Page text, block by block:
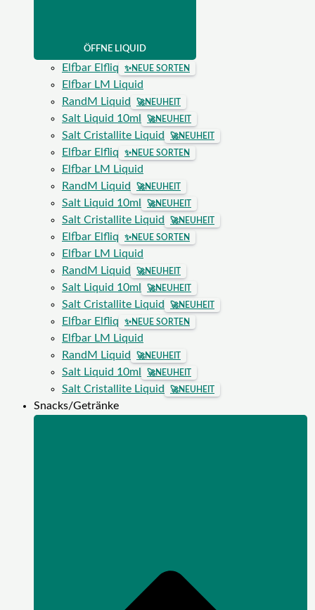
ÖFFNE LIQUID
Elfbar Elfliq ✨NEUE SORTEN
Elfbar LM Liquid
RandM Liquid
🚀NEUHEIT
Salt Liquid 10ml 🚀NEUHEIT
Salt Cristallite Liquid 🚀NEUHEIT
Elfbar Elfliq ✨NEUE SORTEN
Elfbar LM Liquid
RandM Liquid
🚀NEUHEIT
Salt Liquid 10ml 🚀NEUHEIT
Salt Cristallite Liquid 🚀NEUHEIT
Elfbar Elfliq ✨NEUE SORTEN
Elfbar LM Liquid
RandM Liquid
🚀NEUHEIT
Salt Liquid 10ml 🚀NEUHEIT
Salt Cristallite Liquid 🚀NEUHEIT
Elfbar Elfliq ✨NEUE SORTEN
Elfbar LM Liquid
RandM Liquid
🚀NEUHEIT
Salt Liquid 10ml 🚀NEUHEIT
Salt Cristallite Liquid 🚀NEUHEIT
Snacks/Getränke